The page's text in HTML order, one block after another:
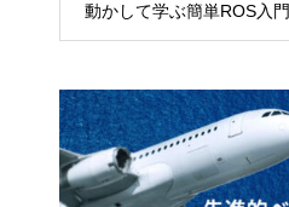
動かして学ぶ簡単ROS入門